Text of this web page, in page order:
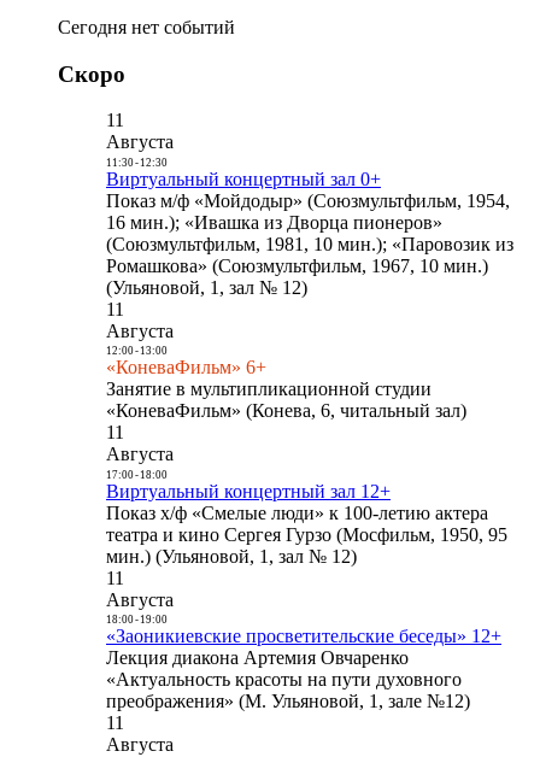
Сегодня нет событий
Скоро
11
Августа
11:30- 12:30
Виртуальный концертный зал 0+
Показ м/ф «Мойдодыр» (Союзмультфильм, 1954,
16 мин.); «Ивашка из Дворца пионеров»
(Союзмультфильм, 1981, 10 мин.); «Паровозик из
Ромашкова» (Союзмультфильм, 1967, 10 мин.)
(Ульяновой, 1, зал № 12)
11
Августа
12:00- 13:00
«КоневаФильм» 6+
Занятие в мультипликационной студии
«КоневаФильм» (Конева, 6, читальный зал)
11
Августа
17:00- 18:00
Виртуальный концертный зал 12+
Показ х/ф «Смелые люди» к 100-летию актера
театра и кино Сергея Гурзо (Мосфильм, 1950, 95
мин.) (Ульяновой, 1, зал № 12)
11
Августа
18:00- 19:00
«Заоникиевские просветительские беседы» 12+
Лекция диакона Артемия Овчаренко
«Актуальность красоты на пути духовного
преображения» (М. Ульяновой, 1, зале №12)
11
Августа